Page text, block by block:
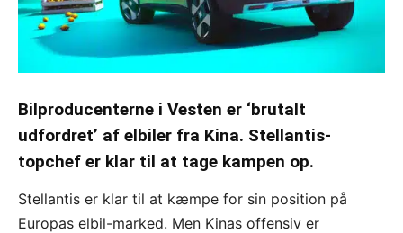
Bilproducenterne i Vesten er ‘brutalt
udfordret’ af elbiler fra Kina. Stellantis-
topchef er klar til at tage kampen op.
Stellantis er klar til at kæmpe for sin position på
Europas elbil-marked. Men Kinas offensiv er